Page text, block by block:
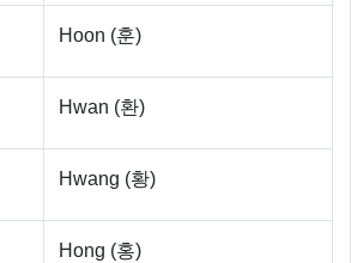
Hoon (훈)
Hwan (환)
Hwang (황)
Hong (홍)